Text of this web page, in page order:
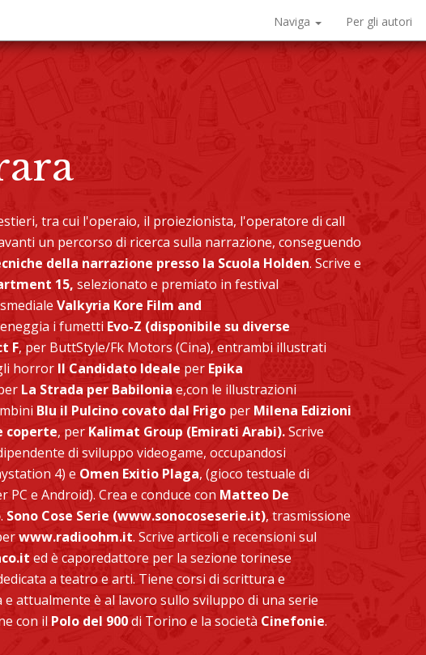
Naviga Per gli autori
tra cui l'operaio, il proiezionista, l'operatore di call
un percorso di ricerca sulla narrazione, conseguendo
della narrazione presso la Scuola Holden. Scrive e
15, selezionato e premiato in festival
Valkyria Kore Film and
i fumetti Evo-Z (disponibile su diverse
F, per ButtStyle/Fk Motors (Cina), entrambi illustrati
horror Il Candidato Ideale per Epika
La Strada per Babilonia e,con le illustrazioni
Blu il Pulcino covato dal Frigo per Milena Edizioni
coperte, per Kalimat Group (Emirati Arabi).Scrive
di sviluppo videogame, occupandosi
4) e Omen Exitio Plaga, (gioco testuale di
e Android). Crea e conduce con Matteo De
. Sono Cose Serie (www.sonocoseserie.it), trasmissione
www.radioohm.it. Scrive articoli e recensioni sul
ed è caporedattore per la sezione torinese
a teatro e arti. Tiene corsi di scrittura e
attualmente è al lavoro sullo sviluppo di una serie
con il Polo del 900di Torino e la società Cinefonie.